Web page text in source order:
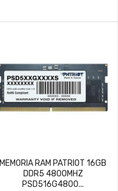
MEMORIA RAM PATRIOT 16GB
DDR5 4800MHZ
PSD516G4800...